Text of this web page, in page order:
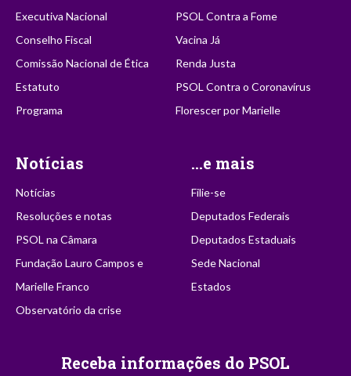
Executiva Nacional
Conselho Fiscal
Comissão Nacional de Ética
Estatuto
Programa
PSOL Contra a Fome
Vacina Já
Renda Justa
PSOL Contra o Coronavírus
Florescer por Marielle
Notícias
Notícias
Resoluções e notas
PSOL na Câmara
Fundação Lauro Campos e
Marielle Franco
Observatório da crise
...e mais
Filie-se
Deputados Federais
Deputados Estaduais
Sede Nacional
Estados
Receba informações do PSOL